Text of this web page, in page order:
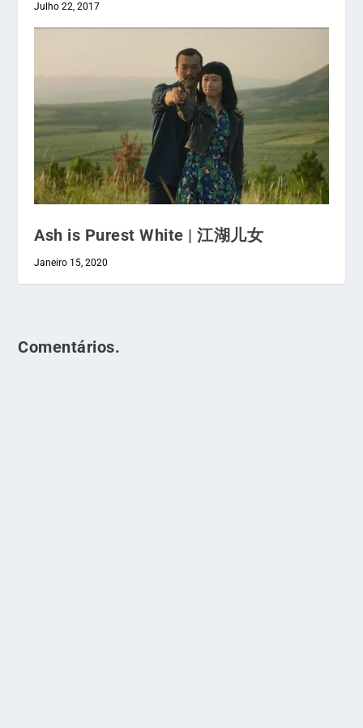
Julho 22, 2017
Ash is Purest White | 江湖儿女
Janeiro 15, 2020
Comentários.